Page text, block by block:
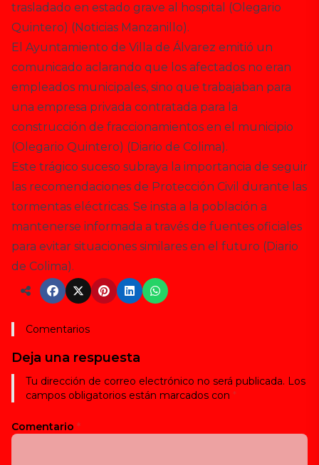
trasladado en estado grave al hospital​ (Olegario
Quintero) (Noticias Manzanillo).
El Ayuntamiento de Villa de Álvarez emitió un
comunicado aclarando que los afectados no eran
empleados municipales, sino que trabajaban para
una empresa privada contratada para la
construcción de fraccionamientos en el municipio​
(Olegario Quintero) (Diario de Colima).
Este trágico suceso subraya la importancia de seguir
las recomendaciones de Protección Civil durante las
tormentas eléctricas. Se insta a la población a
mantenerse informada a través de fuentes oficiales
para evitar situaciones similares en el futuro​ (Diario
de Colima).
Comentarios
Deja una respuesta
Tu dirección de correo electrónico no será publicada. Los
campos obligatorios están marcados con *
Comentario *